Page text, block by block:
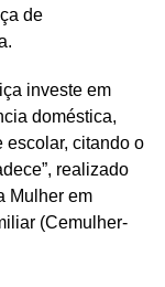
de
investe em
doméstica,
escolar, citando o
realizado
Mulher em
(Cemulher-